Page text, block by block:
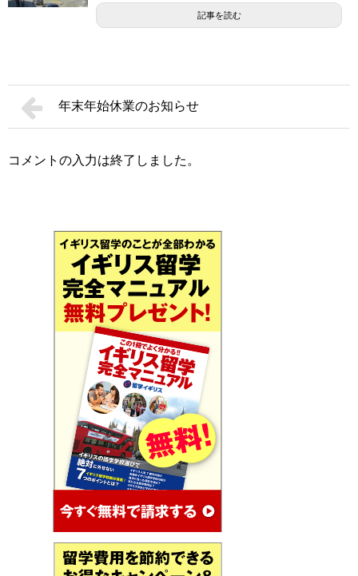
記事を読む
年末年始休業のお知らせ
コメントの入力は終了しました。